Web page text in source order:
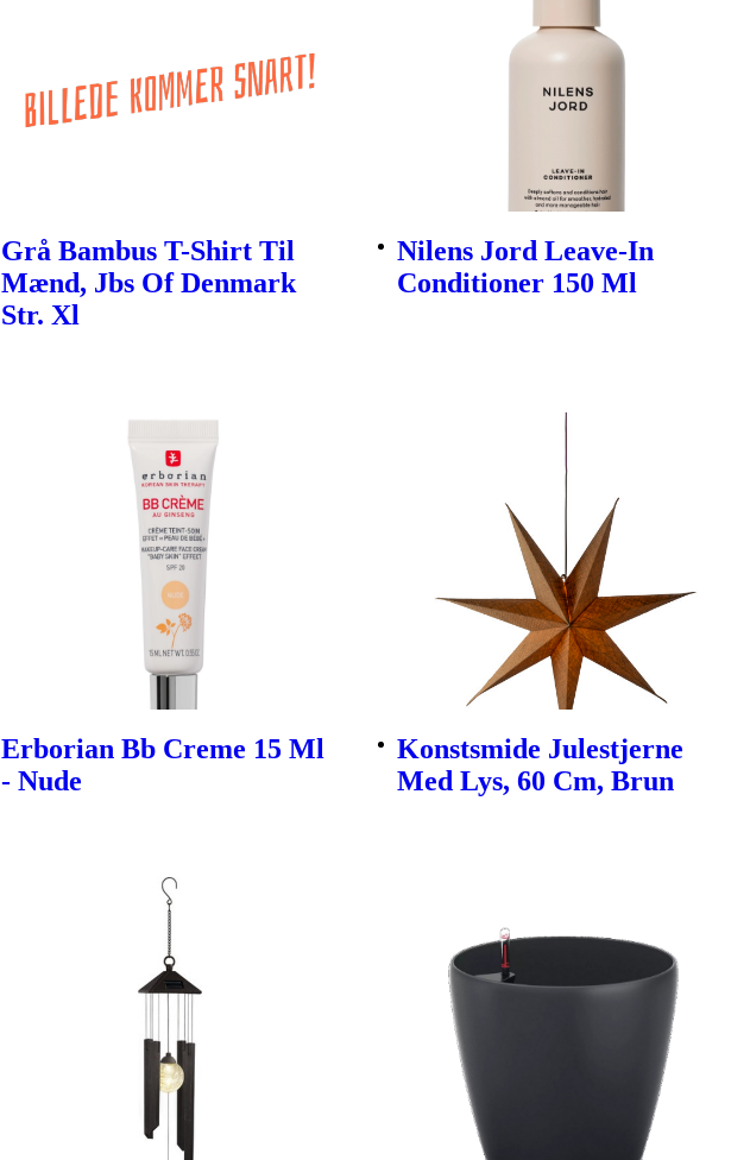
Grå Bambus T-Shirt Til
Mænd, Jbs Of Denmark
Str. Xl
Nilens Jord Leave-In
Conditioner 150 Ml
Erborian Bb Creme 15 Ml
- Nude
Konstsmide Julestjerne
Med Lys, 60 Cm, Brun